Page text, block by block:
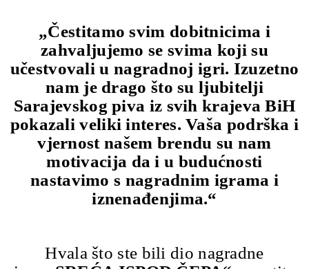
„Čestitamo svim dobitnicima i
zahvaljujemo se svima koji su
učestvovali u nagradnoj igri. Izuzetno
nam je drago što su ljubitelji
Sarajevskog piva iz svih krajeva BiH
pokazali veliki interes. Vaša podrška i
vjernost našem brendu su nam
motivacija da i u budućnosti
nastavimo s nagradnim igrama i
iznenađenjima.“
Hvala što ste bili dio nagradne